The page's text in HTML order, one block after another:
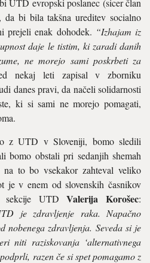
UTD evropski poslanec (sicer član
bi bila takšna ureditev socialno
prejeli enak dohodek. “Izhajam iz
daje le tistim, ki zaradi danih
ne morejo sami poskrbeti za
nekaj leti zapisal v zborniku
danes pravi, da načeli solidarnosti
ki si sami ne morejo pomagati,
z UTD v Sloveniji, bomo sledili
bomo obstali pri sedanjih shemah
na to bo vsekakor zahteval veliko
je v enem od slovenskih časnikov
sekcije UTDValerija Korošec:
je zdravljenje raka. Napačno
nobenega zdravljenja. Seveda si je
niti raziskovanja ‘alternativnega
razen če si spet pomagamo z